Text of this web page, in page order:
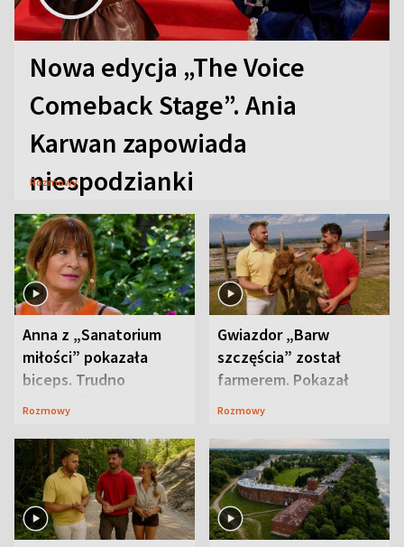
Nowa edycja „The Voice
Comeback Stage”. Ania
Karwan zapowiada
niespodzianki
Rozmowy
Anna z „Sanatorium
miłości” pokazała
biceps. Trudno
uwierzyć, co przeszła
Rozmowy
Gwiazdor „Barw
szczęścia” został
farmerem. Pokazał
swoje niezwykłe
Rozmowy